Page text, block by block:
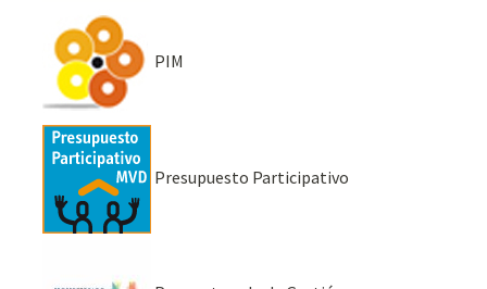
PIM
Presupuesto Participativo